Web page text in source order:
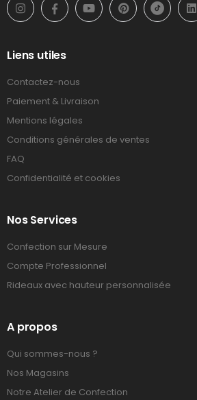
Liens utiles
Contactez-nous
Paiement & Livraison
Mentions légales
Conditions générales de ventes
FAQ
Confidentialité et cookies
Nos Services
Confection sur Mesure
Compte Professionnel
Rideaux avec hauteur personnalisée
A propos
Qui sommes-nous ?
Nos Magasins
Notre Atelier de Confection